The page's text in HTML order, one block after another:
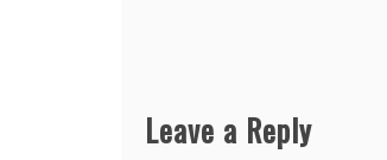
Leave a Reply